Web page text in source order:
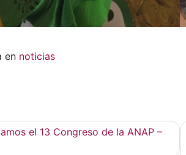
en noticias
el 13 Congreso de la ANAP –